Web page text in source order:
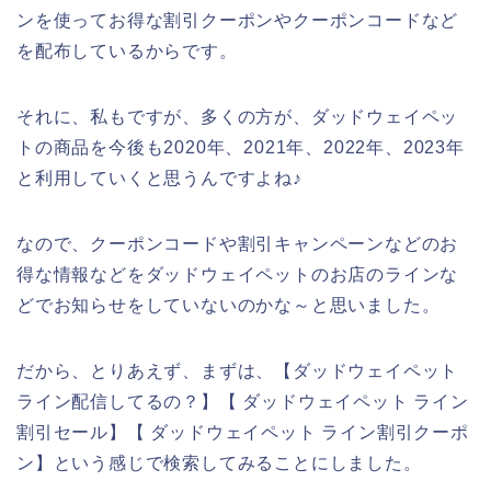
ンを使ってお得な割引クーポンやクーポンコードなど
を配布しているからです。
それに、私もですが、多くの方が、ダッドウェイペッ
トの商品を今後も2020年、2021年、2022年、2023年
と利用していくと思うんですよね♪
なので、クーポンコードや割引キャンペーンなどのお
得な情報などをダッドウェイペットのお店のラインな
どでお知らせをしていないのかな～と思いました。
だから、とりあえず、まずは、【ダッドウェイペット
ライン配信してるの？】【 ダッドウェイペット ライン
割引セール】【 ダッドウェイペット ライン割引クーポ
ン】という感じで検索してみることにしました。